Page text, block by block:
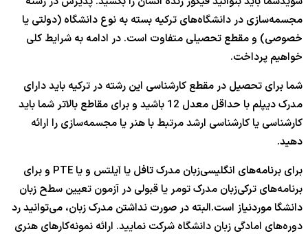
مجسمه‌سازی در دانشگاه‌های ترکیه بسته به نوع دانشگاه (دولتی یا
خصوصی) و مقطع تحصیلی متفاوت است. در ادامه به شرایط کلی
خواهیم پرداخت.
شما برای تحصیل در مقطع کارشناسی این رشته در ترکیه باید دارای
مدرک دیپلم با حداقل معدل 12 باشید و برای مقاطع بالاتر شما باید
کارشناسی یا کارشناسی ارشد مرتبط با هنر یا مجسمه‌سازی را ارائه
دهید.
برای برنامه‌های انگلیسی‌زبان مدرک تافل یا آیلتس و یا PTE و برای
برنامه‌های ترکی‌زبان مدرک تومر یا قبولی در آزمون تعیین سطح زبان
دانشگا موردنیاز است.البته در صورت نداشتن مدرک زبان، می‌توانید رد
دوره‌های امادگی زبان دانشگاه شرکت نمایید. ارائه نمونه‌کارهای هنری